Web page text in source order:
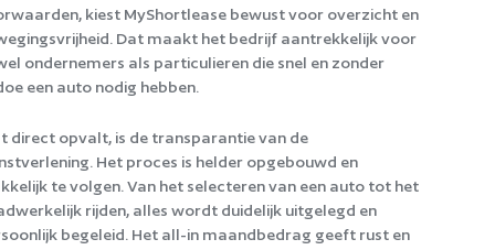
kiest MyShortlease bewust voor overzicht en
Dat maakt het bedrijf aantrekkelijk voor
ondernemers als particulieren die snel en zonder
een auto nodig hebben.
direct opvalt, is de transparantie van de
Het proces is helder opgebouwd en
te volgen. Van het selecteren van een auto tot het
rijden, alles wordt duidelijk uitgelegd en
begeleid. Het all-in maandbedrag geeft rust en